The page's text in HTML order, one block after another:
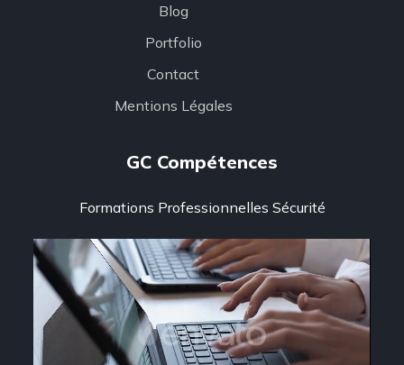
Blog
Portfolio
Contact
Mentions Légales
GC Compétences
Formations Professionnelles Sécurité